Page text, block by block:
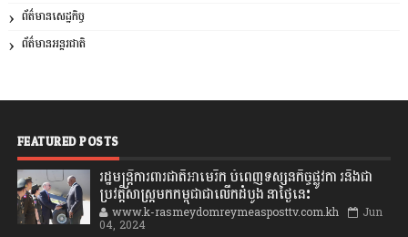
ព័ត៌មានសេដ្ឋកិច្ច
ព័ត៌មានអន្តរជាតិ
FEATURED POSTS
រដ្ឋមន្រ្តីការពារជាតិអាមេរិក បំពេញទស្សនកិច្ចផ្លូវកា រនិងជា
ប្រវត្តិសាស្រ្តមកកម្ពុជាជាលើកដំបូង នាថ្ងៃនេះ
www.k-rasmeydomreymeasposttv.com.kh Jun
04, 2024